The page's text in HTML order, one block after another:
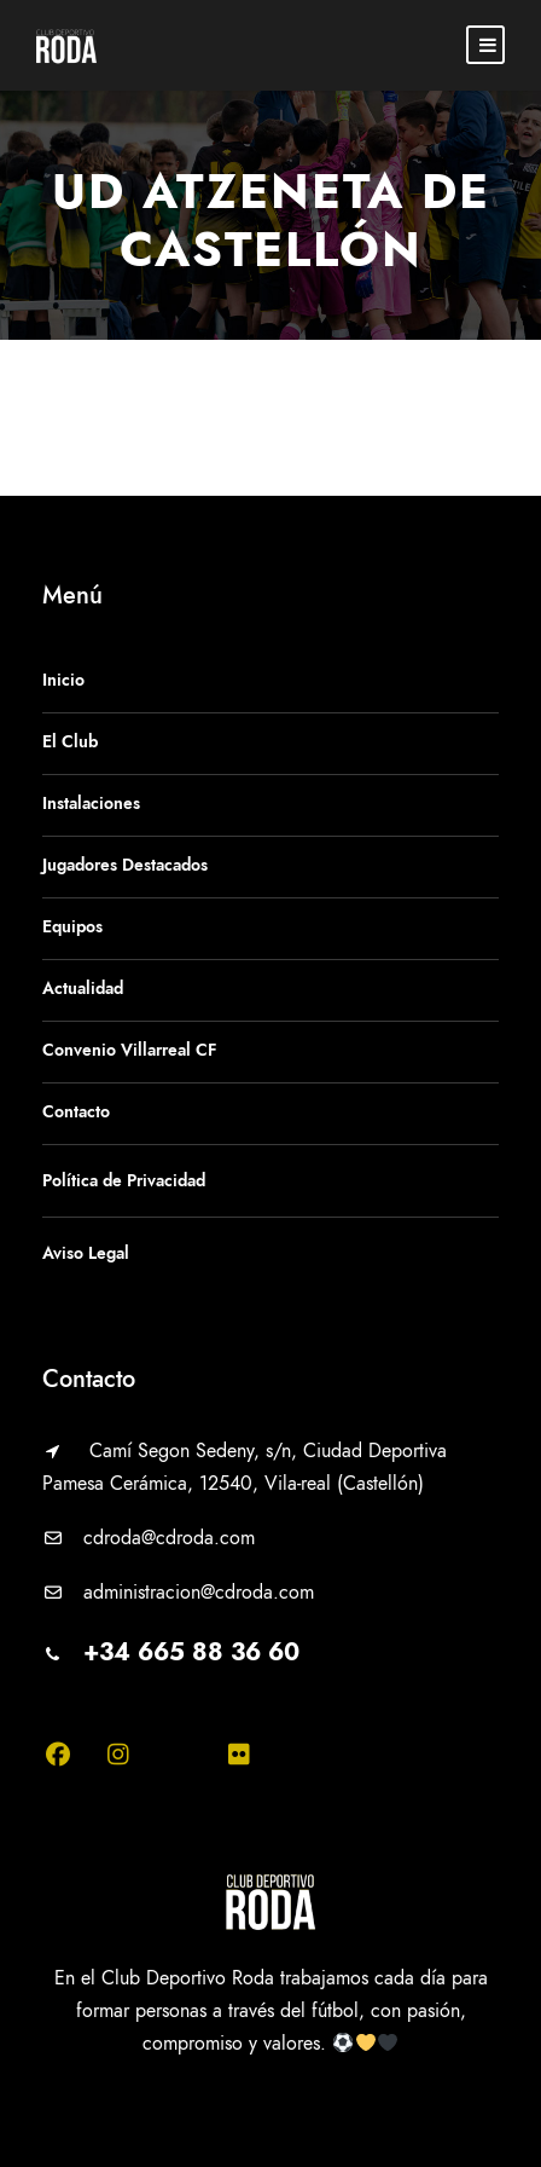
UD ATZENETA DE
CASTELLÓN
Menú
Inicio
El Club
Instalaciones
Jugadores Destacados
Equipos
Actualidad
Convenio Villarreal CF
Contacto
Política de Privacidad
Aviso Legal
Contacto
Camí Segon Sedeny, s/n, Ciudad Deportiva
Pamesa Cerámica, 12540, Vila-real (Castellón)
cdroda@cdroda.com
administracion@cdroda.com
+34 665 88 36 60
En el Club Deportivo Roda trabajamos cada día para
formar personas a través del fútbol, con pasión,
compromiso y valores.